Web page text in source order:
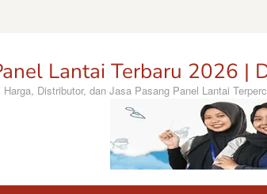
Lantai Terbaru 2026 |
Distributor, dan Jasa Pasang Panel Lantai